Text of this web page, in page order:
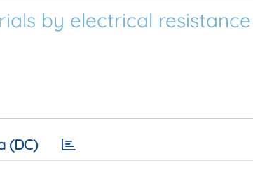
by electrical resistance
(DC)